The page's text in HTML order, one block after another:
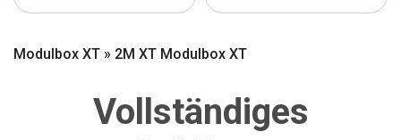
Modulbox XT » 2M XT Modulbox XT
Vollständiges